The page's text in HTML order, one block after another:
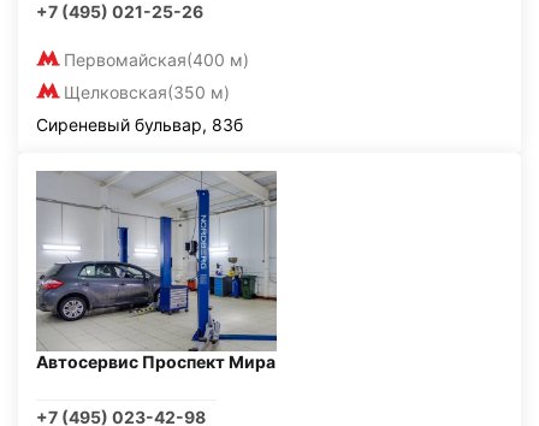
+7 (495) 021-25-26
Первомайская(400 м)
Щелковская(350 м)
Сиреневый бульвар, 83б
Автосервис Проспект Мира
+7 (495) 023-42-98